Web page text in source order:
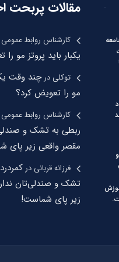
مقالات پربحت
کارشناس روابط عمومی
یکبار باید پروتز مو
توکلیدرچند وقت
مو را تعویض کرد؟
کارشناس روابط عمومی
ربطی به تشک و
مقصر واقعی زیر پای
فرزانه قربانیدر
تشک و صندلی‌تان
زیر پای شماست!